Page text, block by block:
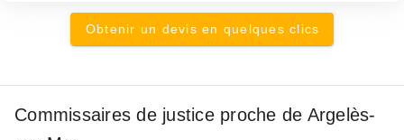
Obtenir un devis en quelques clics
Commissaires de justice proche de Argelès-